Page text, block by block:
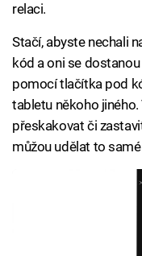
relaci.
Stačí, abyste nechali
kód a oni se
pomocí tlačítka pod
tabletu někoho
přeskakovat či
můžou udělat to